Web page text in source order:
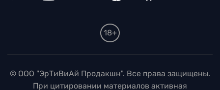
18+
© ООО "ЭрТиВиАй Продакшн". Все права защищены.
При цитировании материалов активная